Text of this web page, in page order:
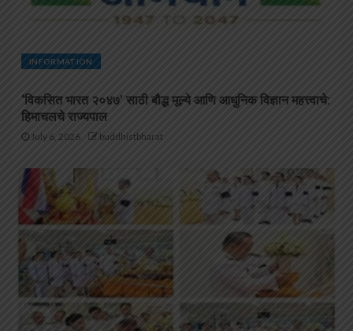
INFORMATION
‘विकसित भारत २०४७’ साठी बौद्ध मूल्ये आणि आधुनिक विज्ञान महत्त्वाचे:
हिमाचलचे राज्यपाल
July 6, 2026 buddhistbharat